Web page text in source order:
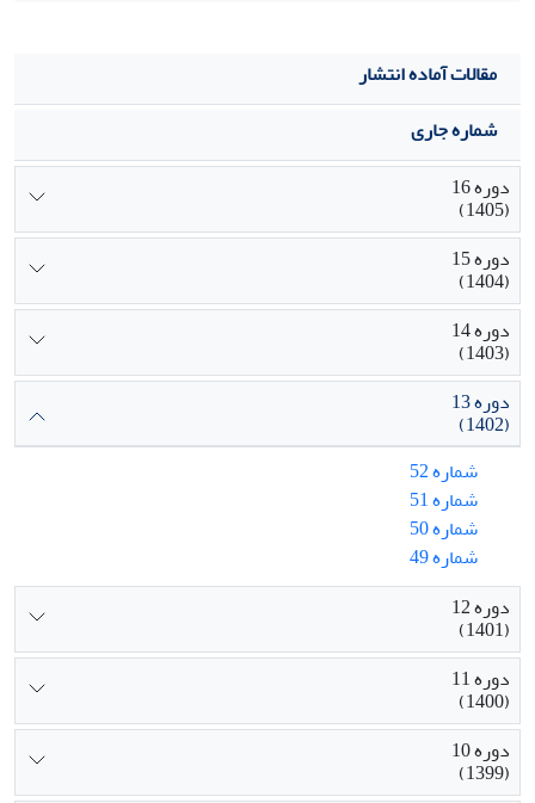
مقالات آماده انتشار
شماره جاری
دوره 16
(1405)
دوره 15
(1404)
دوره 14
(1403)
دوره 13
(1402)
شماره 52
شماره 51
شماره 50
شماره 49
دوره 12
(1401)
دوره 11
(1400)
دوره 10
(1399)